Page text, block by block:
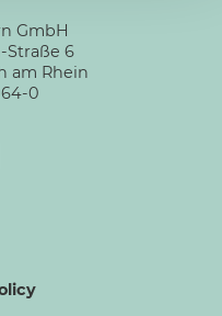
GmbH
Straße 6
am Rhein
0